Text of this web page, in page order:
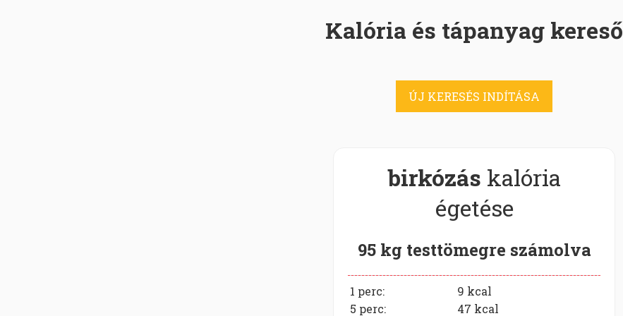
Kalória és tápanyag kereső
ÚJ KERESÉS INDÍTÁSA
birkózás kalória
égetése
95 kg testtömegre számolva
1 perc: 9 kcal
5 perc:
47 kcal